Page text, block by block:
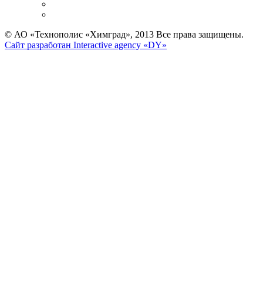
© АО «Технополис «Химград», 2013 Все права защищены.
Сайт разработан Interactive agency «DY»